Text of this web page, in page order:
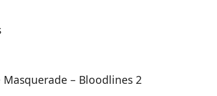
Masquerade – Bloodlines 2